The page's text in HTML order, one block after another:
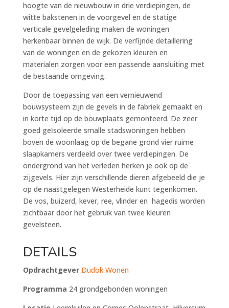
hoogte van de nieuwbouw in drie verdiepingen, de
witte bakstenen in de voorgevel en de statige
verticale gevelgeleding maken de woningen
herkenbaar binnen de wijk. De verfijnde detaillering
van de woningen en de gekozen kleuren en
materialen zorgen voor een passende aansluiting met
de bestaande omgeving.
Door de toepassing van een vernieuwend
bouwsysteem zijn de gevels in de fabriek gemaakt en
in korte tijd op de bouwplaats gemonteerd. De zeer
goed geïsoleerde smalle stadswoningen hebben
boven de woonlaag op de begane grond vier ruime
slaapkamers verdeeld over twee verdiepingen. De
ondergrond van het verleden herken je ook op de
zijgevels. Hier zijn verschillende dieren afgebeeld die je
op de naastgelegen Westerheide kunt tegenkomen.
De vos, buizerd, kever, ree, vlinder en hagedis worden
zichtbaar door het gebruik van twee kleuren
gevelsteen.
DETAILS
Opdrachtgever Dudok Wonen
Programma 24 grondgebonden woningen